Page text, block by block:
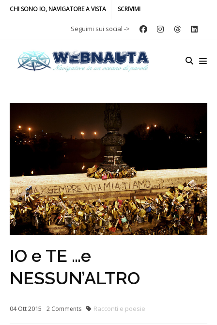
CHI SONO IO, NAVIGATORE A VISTA SCRIVIMI
Seguimi sui social ->
IO e TE …e
NESSUN’ALTRO
04 Ott2015 2 Comments Racconti e poesie